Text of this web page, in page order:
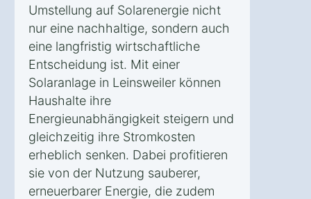
Umstellung auf Solarenergie nicht
nur eine nachhaltige, sondern auch
eine langfristig wirtschaftliche
Entscheidung ist. Mit einer
Solaranlage in Leinsweiler können
Haushalte ihre
Energieunabhängigkeit steigern und
gleichzeitig ihre Stromkosten
erheblich senken. Dabei profitieren
sie von der Nutzung sauberer,
erneuerbarer Energie, die zudem